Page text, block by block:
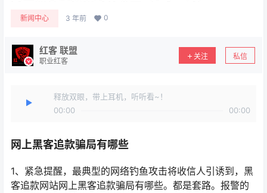
新闻中心 3 年前 0
红客 联盟
职业红客
关注 私信
释放双眼，带上耳机，听听看~！
00:00
00:00
网上黑客追款骗局有哪些
1、紧急提醒，最典型的网络钓鱼攻击将收信人引诱到，黑
客追款网站网上黑客追款骗局有哪些。都是套路。报警的